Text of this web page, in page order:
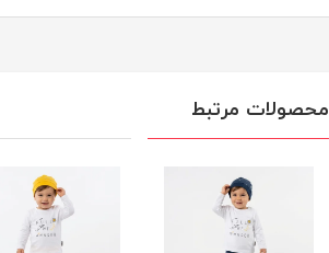
محصولات مرتبط